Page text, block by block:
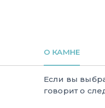
О КАМНЕ
Если вы
говорит о